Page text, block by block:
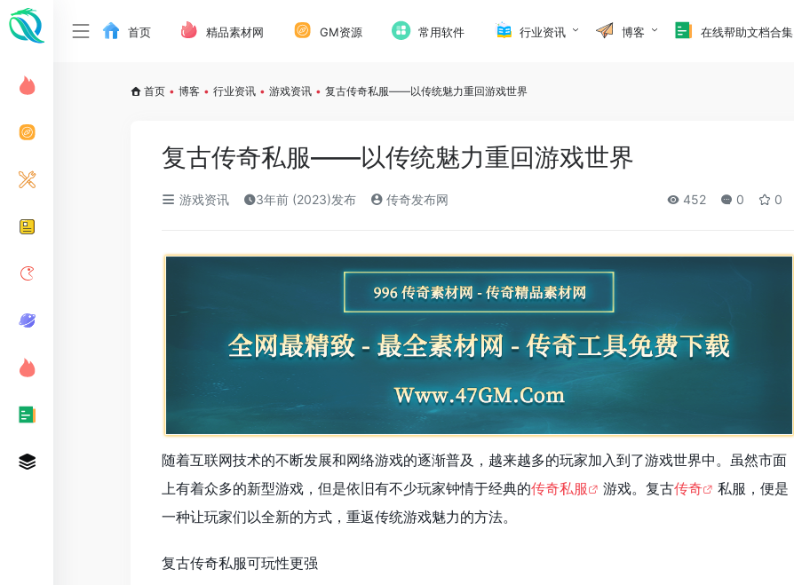
首页 精品素材网 GM资源 常用软件 行业资讯 博客 在线帮助文档合集
首页 • 博客 • 行业资讯 • 游戏资讯 • 复古传奇私服——以传统魅力重回游戏世界
复古传奇私服——以传统魅力重回游戏世界
游戏资讯 3年前 (2023)发布 传奇发布网 452 0 0
随着互联网技术的不断发展和网络游戏的逐渐普及，越来越多的玩家加入到了游戏世界中。虽然市面
上有着众多的新型游戏，但是依旧有不少玩家钟情于经典的传奇私服 游戏。复古传奇
私服，便是
一种让玩家们以全新的方式，重返传统游戏魅力的方法。
复古传奇私服可玩性更强